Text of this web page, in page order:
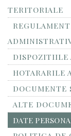
TERITORIALE
DISPOZITIILE
HOTARARILE
DOCUMENTE
ALTE
DATE